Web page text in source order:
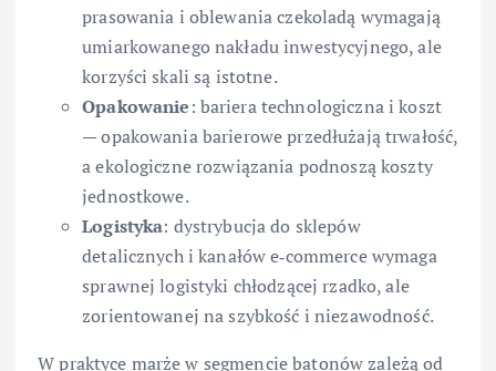
prasowania i oblewania czekoladą wymagają
umiarkowanego nakładu inwestycyjnego, ale
korzyści skali są istotne.
Opakowanie: bariera technologiczna i koszt
— opakowania barierowe przedłużają trwałość,
a ekologiczne rozwiązania podnoszą koszty
jednostkowe.
Logistyka: dystrybucja do sklepów
detalicznych i kanałów e‑commerce wymaga
sprawnej logistyki chłodzącej rzadko, ale
zorientowanej na szybkość i niezawodność.
W praktyce marże w segmencie batonów zależą od